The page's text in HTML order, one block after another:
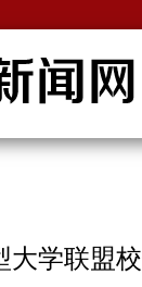
学联盟